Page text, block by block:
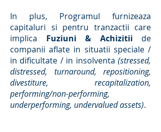
In plus, Programul furnizeaza
capitaluri si pentru tranzactii care
implica Fuziuni & Achizitii de
companii aflate in situatii speciale /
in dificultate / in insolventa (stressed,
distressed, turnaround, repositioning,
divestiture, recapitalization,
performing/non-performing,
underperforming, undervalued assets).